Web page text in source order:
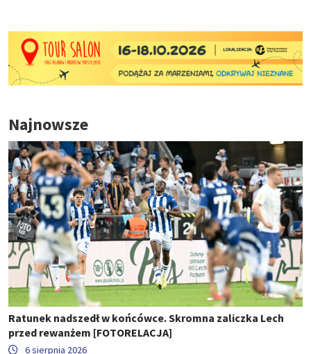
Najnowsze
Ratunek nadszedł w końcówce. Skromna zaliczka Lech
przed rewanżem [FOTORELACJA]
6 sierpnia 2026